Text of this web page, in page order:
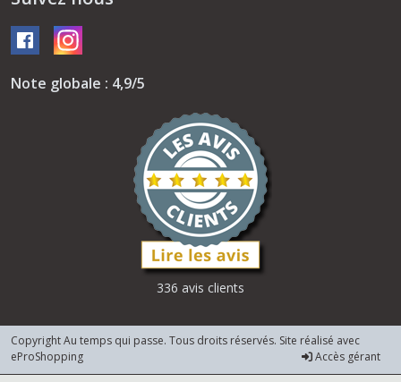
Note globale : 4,9/5
336 avis clients
Copyright Au temps qui passe. Tous droits réservés. Site réalisé avec
eProShopping
Accès gérant